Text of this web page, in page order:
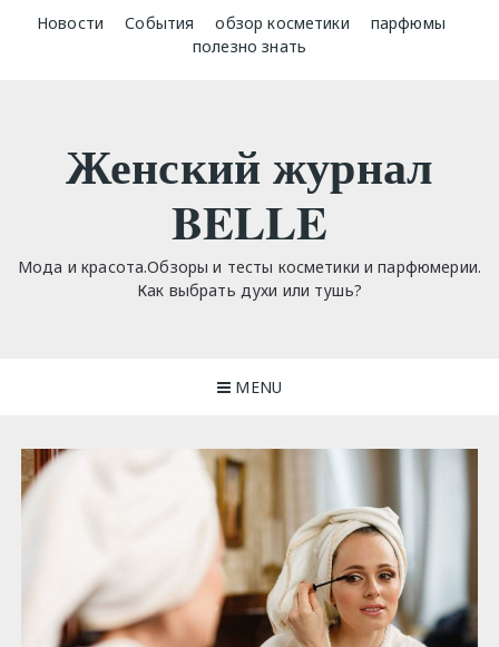
Новости События обзор косметики
парфюмы
полезно знать
Женский журнал
BELLE
Мода и красота.Обзоры и тесты косметики и парфюмерии.
Как выбрать духи или тушь?
MENU